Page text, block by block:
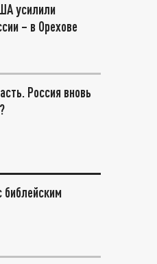
усилили
– в Орехове
Россия вновь
библейским